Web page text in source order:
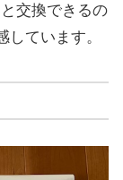
交換できるの
ています。